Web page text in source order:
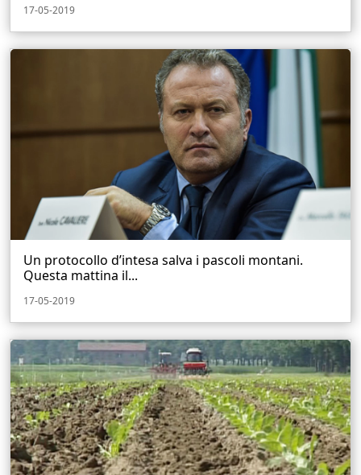
17-05-2019
Un protocollo d’intesa salva i pascoli montani.
Questa mattina il...
17-05-2019